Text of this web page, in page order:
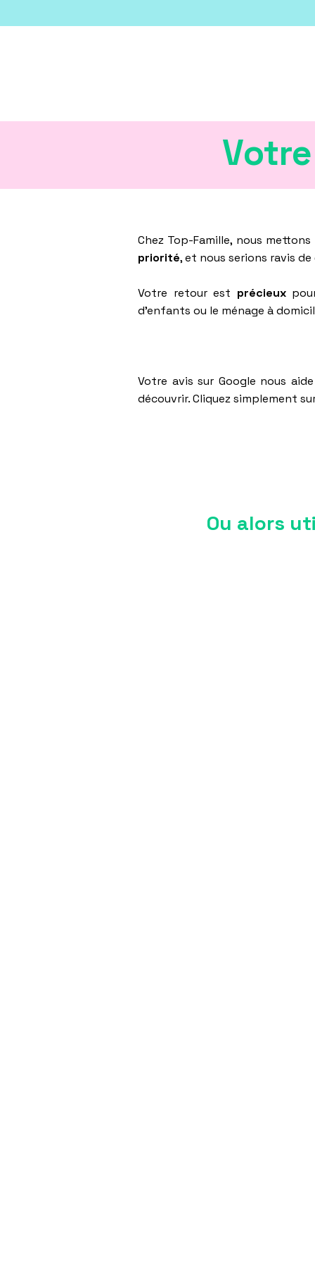
Chez Top-Famille, nous
priorité, et nous serions ravis
Votre retour est précieux
d'enfants ou le ménage à
Votre avis sur Google nous
découvrir. Cliquez simplement
Ou alors